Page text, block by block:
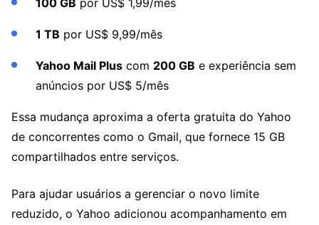
100 GB por US$ 1,99/mês
1 TB por US$ 9,99/mês
Yahoo Mail Plus com 200 GB e experiência sem
anúncios por US$ 5/mês
Essa mudança aproxima a oferta gratuita do Yahoo
de concorrentes como o Gmail, que fornece 15 GB
compartilhados entre serviços.
Para ajudar usuários a gerenciar o novo limite
reduzido, o Yahoo adicionou acompanhamento em